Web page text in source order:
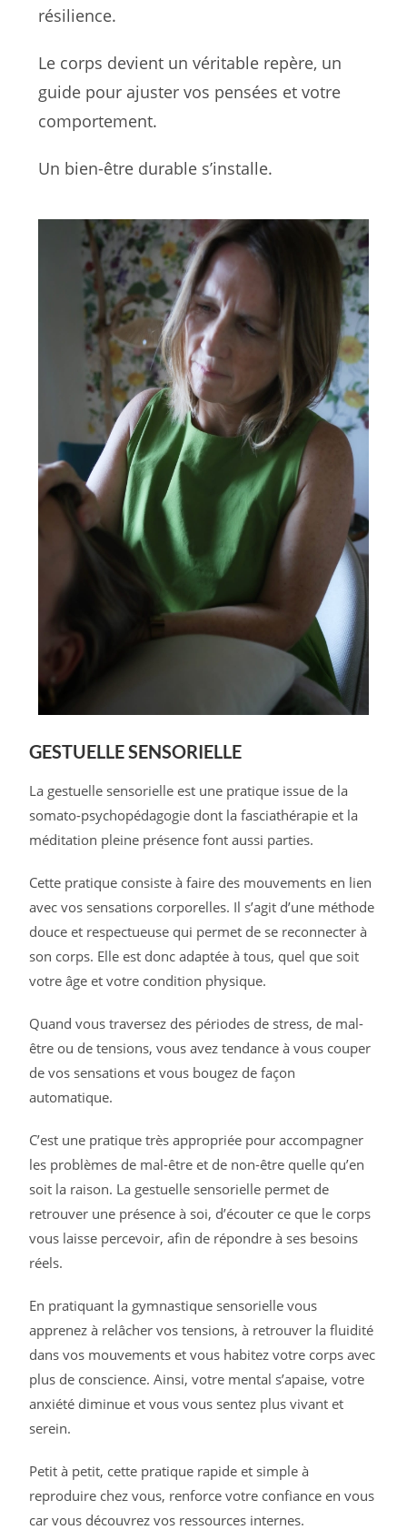
résilience.
Le corps devient un véritable repère, un
guide pour ajuster vos pensées et votre
comportement.
Un bien-être durable s’installe.
GESTUELLE SENSORIELLE
La gestuelle sensorielle est une pratique issue de la
somato-psychopédagogie dont la fasciathérapie et la
méditation pleine présence font aussi parties.
Cette pratique consiste à faire des mouvements en lien
avec vos sensations corporelles. Il s’agit d’une méthode
douce et respectueuse qui permet de se reconnecter à
son corps. Elle est donc adaptée à tous, quel que soit
votre âge et votre condition physique.
Quand vous traversez des périodes de stress, de mal-
être ou de tensions, vous avez tendance à vous couper
de vos sensations et vous bougez de façon
automatique.
C’est une pratique très appropriée pour accompagner
les problèmes de mal-être et de non-être quelle qu’en
soit la raison. La gestuelle sensorielle permet de
retrouver une présence à soi, d’écouter ce que le corps
vous laisse percevoir, afin de répondre à ses besoins
réels.
En pratiquant la gymnastique sensorielle vous
apprenez à relâcher vos tensions, à retrouver la fluidité
dans vos mouvements et vous habitez votre corps avec
plus de conscience. Ainsi, votre mental s’apaise, votre
anxiété diminue et vous vous sentez plus vivant et
serein.
Petit à petit, cette pratique rapide et simple à
reproduire chez vous, renforce votre confiance en vous
car vous découvrez vos ressources internes.